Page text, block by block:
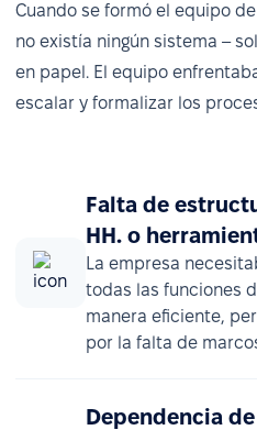
Cuando se formó el equipo de
no existía ningún sistema –
en papel. El equipo
escalar y formalizar los
Falta de
HH. o
La empresa
todas las funciones
manera eficiente,
por la falta de
Dependencia